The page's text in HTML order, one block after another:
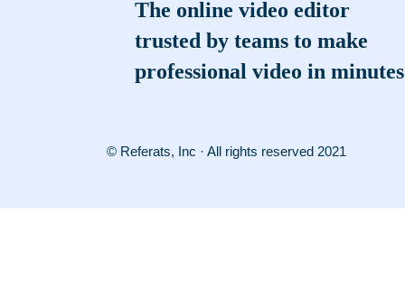
The online video editor
trusted by teams to make
professional video in minutes
© Referats, Inc · All rights reserved 2021